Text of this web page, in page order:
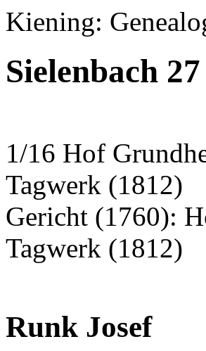
Kiening:
Sielenbach
1/16 Hof
Tagwerk (1812)
Gericht (1760):
Tagwerk (1812)
Runk Josef